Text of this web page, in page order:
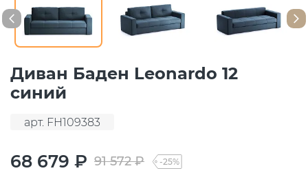
Диван Баден Leonardo 12
синий
арт. FH109383
68 679 ₽ 91 572 ₽ -25%